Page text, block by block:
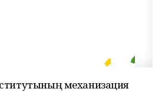
механизация